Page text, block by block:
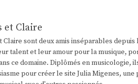
et Claire
Claire sont deux amis inséparables
talent et leur amour pour la musique,
ce domaine. Diplômés en musicologie,
pour créer le site Julia Migenes,